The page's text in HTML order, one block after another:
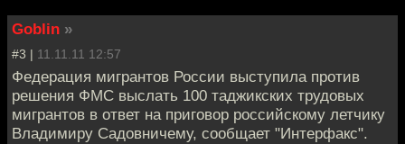
Goblin »
#3 | 11.11.11 12:57
Федерация мигрантов России выступила против
решения ФМС выслать 100 таджикских трудовых
мигрантов в ответ на приговор российскому летчику
Владимиру Садовничему, сообщает "Интерфакс".